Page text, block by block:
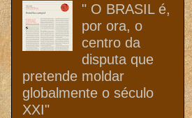
" O BRASIL é,
por ora, o
centro da
disputa que
pretende moldar
globalmente o século
XXI"